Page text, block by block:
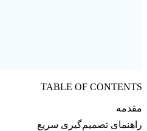
TABLE OF CONTENTS
مقدمه
راهنمای تصمیم‌گیری سریع